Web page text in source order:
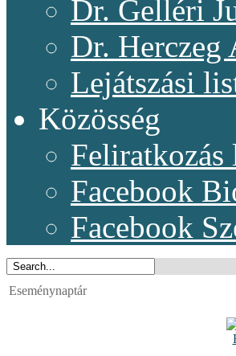
Dr. Gelléri
Dr. Herczeg
Lejátszási
Közösség
Feliratkozás
Facebook
Facebook
Eseménynaptár